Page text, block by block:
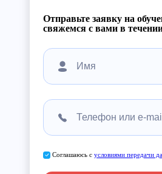
Отправьте заявку на
свяжемся с вами в
Соглашаюсь с условиями передачи